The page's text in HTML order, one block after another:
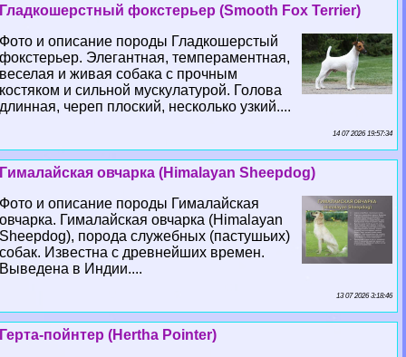
Гладкошерстный фокстерьер (Smooth Fox Terrier)
Фото и описание породы Гладкошерстый
фокстерьер. Элегантная, темпераментная,
веселая и живая собака с прочным
костяком и сильной мускулатурой. Голова
длинная, череп плоский, несколько узкий....
14 07 2026 19:57:34
Гималайская овчарка (Himalayan Sheepdog)
Фото и описание породы Гималайская
овчарка. Гималайская овчарка (Himalayan
Sheepdog), порода служебных (пастушьих)
собак. Известна с древнейших времен.
Выведена в Индии....
13 07 2026 3:18:46
Герта-пойнтер (Hertha Pointer)